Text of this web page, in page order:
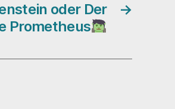
→
oder Der
Prometheus